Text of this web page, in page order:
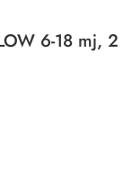
6-18 mj,